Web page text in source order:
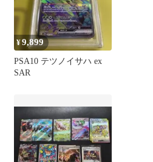
¥9,899
PSA10 テツノイサハ ex
SAR